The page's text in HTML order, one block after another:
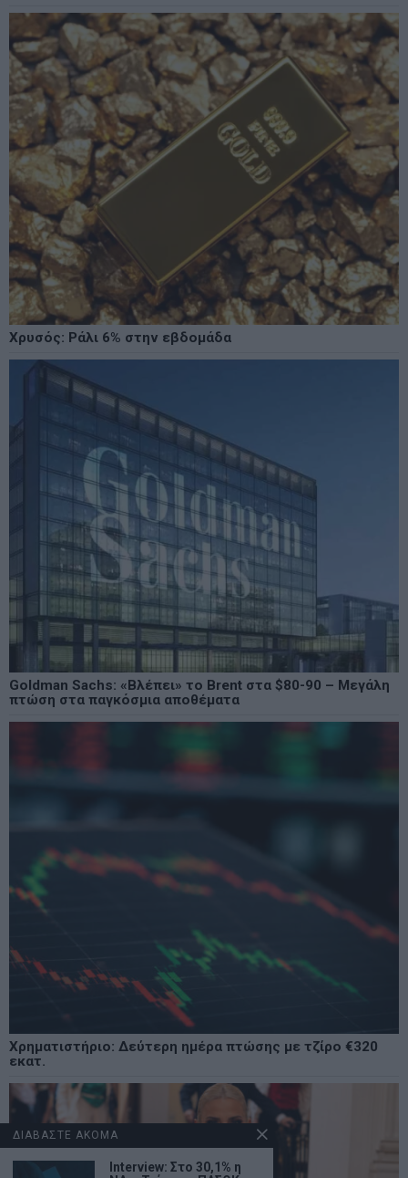
Χρυσός: Ράλι 6% στην εβδομάδα
Goldman Sachs: «Βλέπει» το Brent στα $80-90 – Μεγάλη
πτώση στα παγκόσμια αποθέματα
Χρηματιστήριο: Δεύτερη ημέρα πτώσης με τζίρο €320
εκατ.
ΔΙΑΒΑΣΤΕ ΑΚΟΜΑ
Interview: Στο 30,1% η